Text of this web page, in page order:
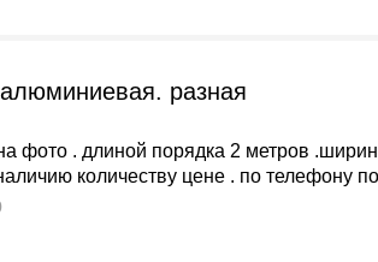
разная
фото . длиной порядка 2 метров
количеству цене . по телефону